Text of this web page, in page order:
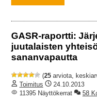
GASR-raportti:
juutalaisten
sananvapautta
(25 arviota,
Toimitus
24.10.2013
11395 Näyttökerrat
58